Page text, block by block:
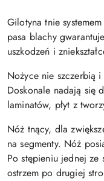
Gilotyna tnie
pasa blachy
uszkodzeń i
Nożyce nie szczerbią
Doskonale nadają się
laminatów, płyt z
Nóż tnący, dla
na segmenty. Nóż
Po stępieniu jednej
ostrzem po drugiej